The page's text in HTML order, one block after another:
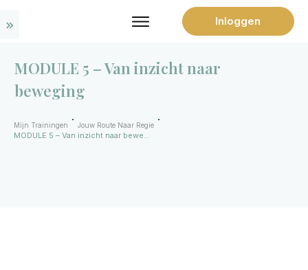
Inloggen
MODULE 5 – Van inzicht naar
beweging
Mijn Trainingen Jouw Route Naar Regie
MODULE 5 – Van inzicht naar beweging